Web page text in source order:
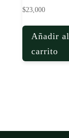
$23,000
Añadir al
carrito